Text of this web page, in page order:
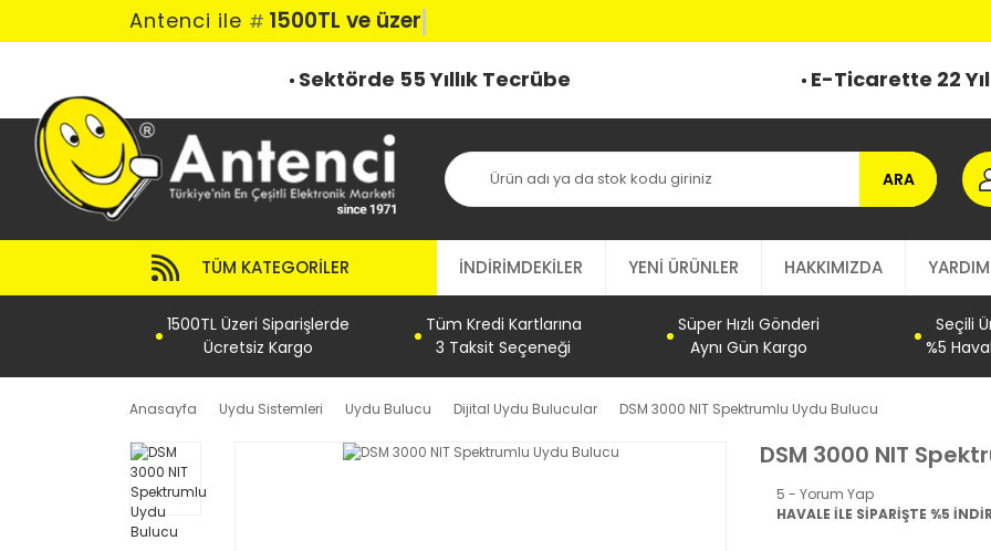
Antenci ile # 1500TL ve üzeri k
Sektörde 55 Yıllık Tecrübe E-Ticarette 22
ARA
TÜM KATEGORILER İNDİRİMDEKİLER YENİ ÜRÜNLER HAKKIMIZDA YARDIM
1500TL Üzeri Siparişlerde
Ücretsiz Kargo
Tüm Kredi Kartlarına
3 Taksit Seçeneği
Süper Hızlı Gönderi
Aynı Gün Kargo
Seçili
%5
Anasayfa Uydu Sistemleri Uydu Bulucu Dijital Uydu Bulucular DSM 3000 NIT Spektrumlu Uydu Bulucu
DSM 3000 NIT
5 - Yorum Yap
HAVALE İLE SİPARİŞTE %5